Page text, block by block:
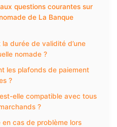
questions courantes sur
de La Banque
la durée de validité d’une
nomade ?
les plafonds de paiement
?
elle compatible avec tous
?
en cas de problème lors